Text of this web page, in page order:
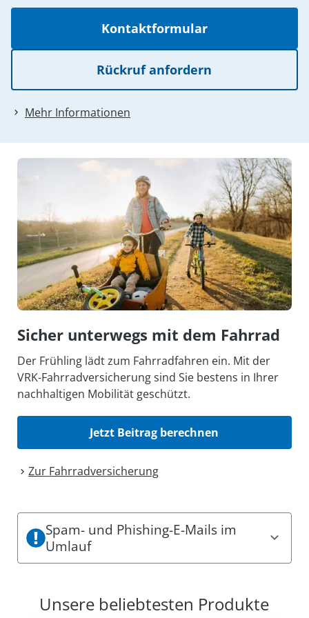
Kontaktformular
Rückruf anfordern
Mehr Informationen
Sicher unterwegs mit dem Fahrrad
Der Frühling lädt zum Fahrradfahren ein. Mit der
VRK-Fahrradversicherung sind Sie bestens in Ihrer
nachhaltigen Mobilität geschützt.
Jetzt Beitrag berechnen
Zur Fahrrad­versicherung
Spam- und Phishing-E-Mails im
Umlauf
erwecken, offizielle Mitteilungen des VRK zu sein.
Unsere beliebtesten Produkte